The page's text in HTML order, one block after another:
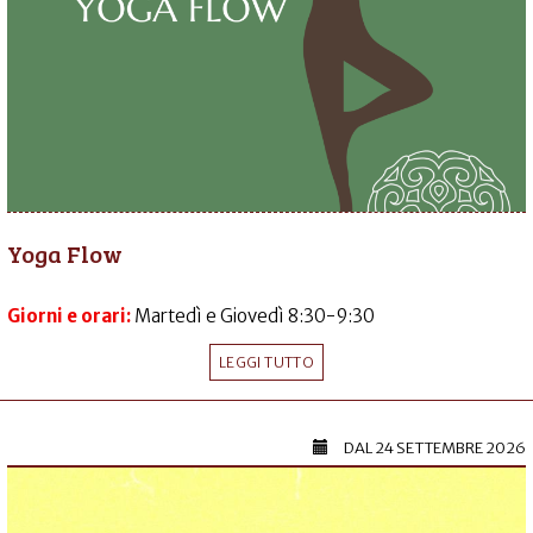
Yoga Flow
Giorni e orari: Martedì e Giovedì 8:30-9:30
LEGGI TUTTO
DAL24 SETTEMBRE 2026